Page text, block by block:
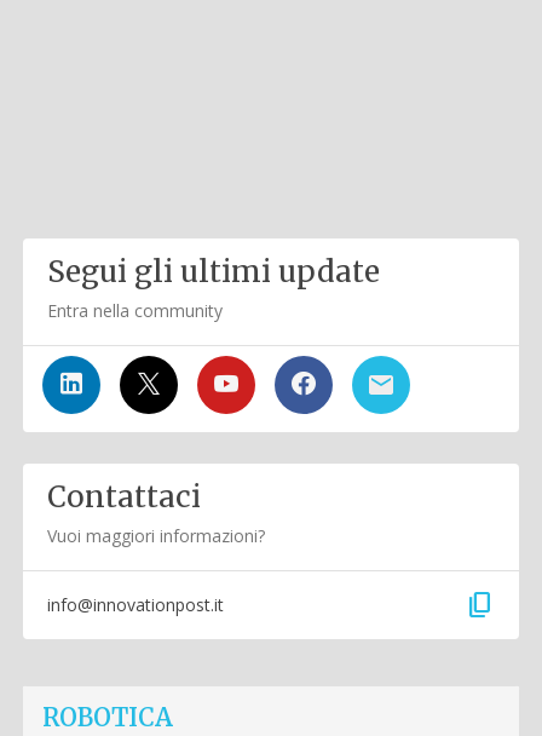
Segui gli ultimi update
Entra nella community
Contattaci
Vuoi maggiori informazioni?
info@innovationpost.it content_copy
ROBOTICA